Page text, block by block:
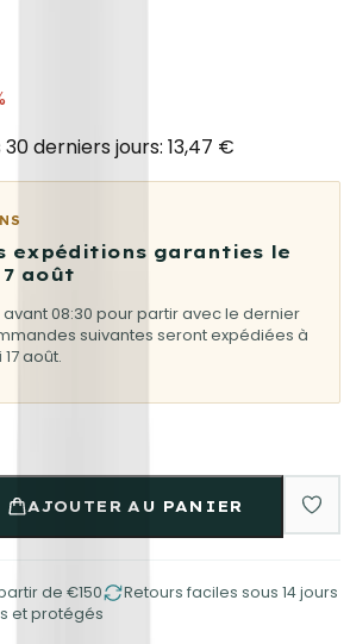
derniers jours: 13,47 €
expéditions garanties le
août
08:30 pour partir avec le dernier
suivantes seront expédiées à
août.
AJOUTER AU PANIER
de €150
Retours faciles sous 14 jours
et protégés